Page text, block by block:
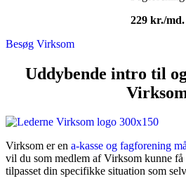
229 kr./md.
Besøg Virksom
Uddybende intro til
Virksom er en a-kasse og fagforening
vil du som medlem af Virksom kunne
tilpasset din specifikke situation som